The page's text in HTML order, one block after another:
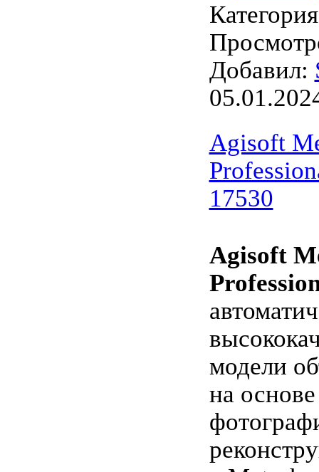
Добавил:
Agisoft
17530
Agisoft
модели
на